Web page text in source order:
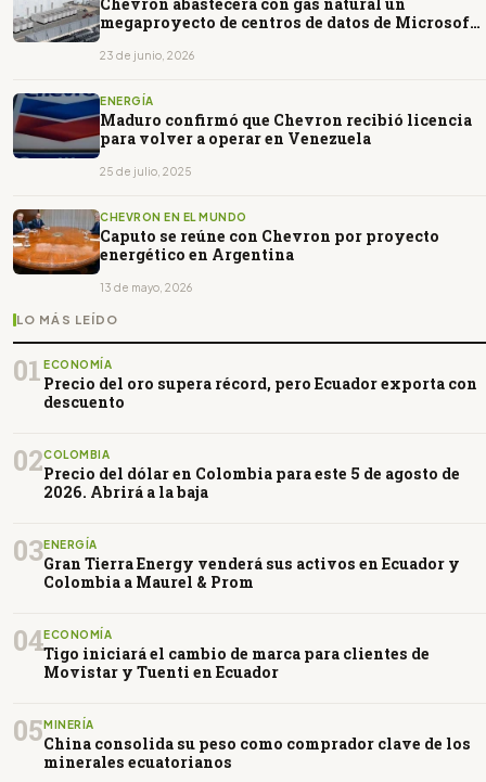
megaproyecto de centros de datos de Microsoft
23 de junio, 2026
ENERGÍA
Maduro confirmó que Chevron recibió licencia
para volver a operar en Venezuela
25 de julio, 2025
CHEVRON EN EL MUNDO
Caputo se reúne con Chevron por proyecto
energético en Argentina
13 de mayo, 2026
LO MÁS LEÍDO
01 ECONOMÍA
Precio del oro supera récord, pero Ecuador exporta con
descuento
02COLOMBIA
Precio del dólar en Colombia para este 5 de agosto de
2026. Abrirá a la baja
03ENERGÍA
Gran Tierra Energy venderá sus activos en Ecuador y
Colombia a Maurel & Prom
04ECONOMÍA
Tigo iniciará el cambio de marca para clientes de
Movistar y Tuenti en Ecuador
05MINERÍA
China consolida su peso como comprador clave de los
minerales ecuatorianos